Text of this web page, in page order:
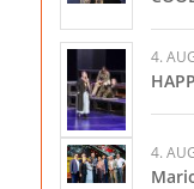
4.
4.